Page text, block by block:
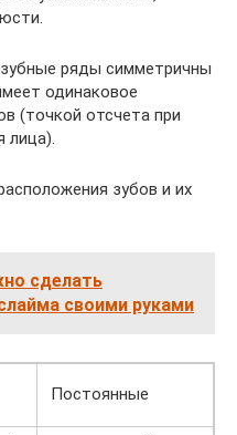
ряды симметричны
одинаковое
(точкой отсчета при
лица).
зубов и их
сделать
своими руками
Постоянные